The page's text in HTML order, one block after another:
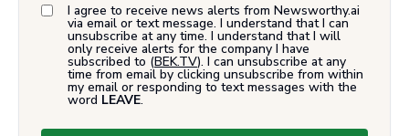
I agree to receive news alerts from Newsworthy.ai
via email or text message. I understand that I can
unsubscribe at any time. I understand that I will
only receive alerts for the company I have
subscribed to (BEK.TV). I can unsubscribe at any
time from email by clicking unsubscribe from within
my email or responding to text messages with the
word LEAVE.